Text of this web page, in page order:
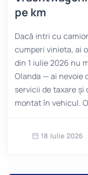
pe km
Dacă intri cu
cumperi vinieta, ai
din 1 iulie 2026 nu
Olanda — ai nevoie
servicii de taxare și
montat în vehicul.
18 Iulie 2026